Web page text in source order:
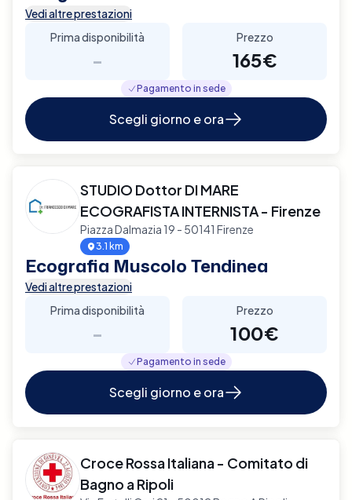
Vedi altre prestazioni
Prima disponibilità
-
Prezzo
165€
Pagamento in sede
Scegli giorno e ora
STUDIO Dottor DI MARE
ECOGRAFISTA INTERNISTA - Firenze
Piazza Dalmazia 19 - 50141 Firenze
3.1 km
Ecografia Muscolo Tendinea
Vedi altre prestazioni
Prima disponibilità
-
Prezzo
100€
Pagamento in sede
Scegli giorno e ora
Croce Rossa Italiana - Comitato di
Bagno a Ripoli